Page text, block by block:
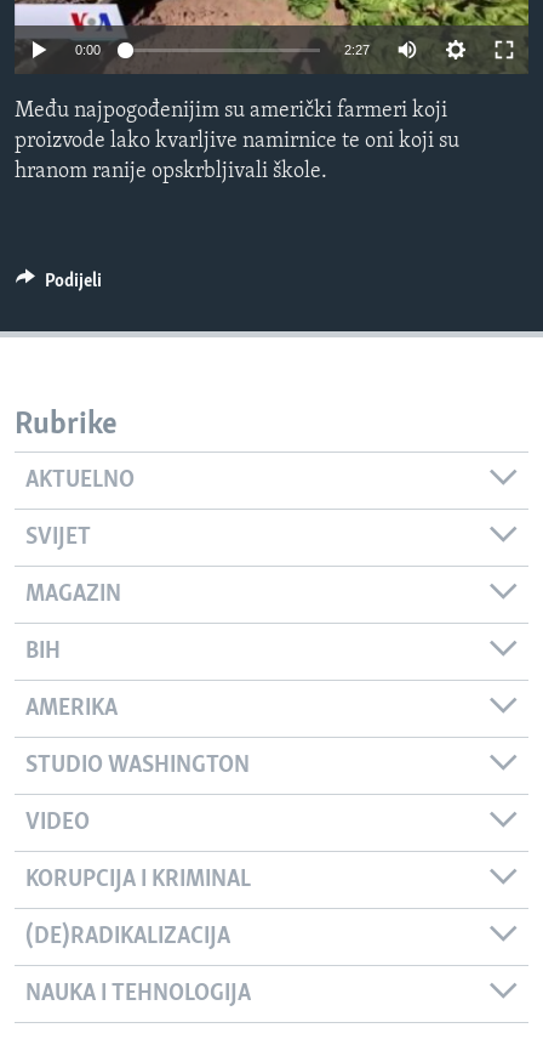
MAGAZIN
O GLASU AMERIKE
Learning English
0:00 2:27
Među najpogođenijim su američki farmeri koji
proizvode lako kvarljive namirnice te oni koji su
hranom ranije opskrbljivali škole.
Podijeli
Rubrike
AKTUELNO
SVIJET
MAGAZIN
BIH
AMERIKA
STUDIO WASHINGTON
VIDEO
KORUPCIJA I KRIMINAL
(DE)RADIKALIZACIJA
NAUKA I TEHNOLOGIJA